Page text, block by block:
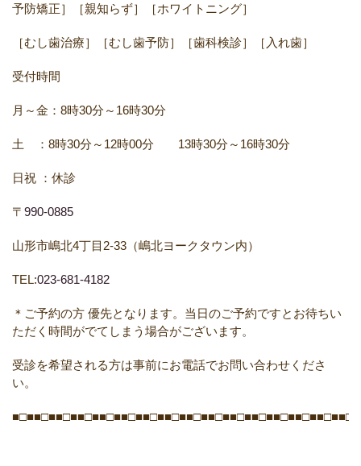
予防矯正］［親知らず］［ホワイトニング］
［むし歯治療］［むし歯予防］［歯科検診］［入れ歯］
受付時間
月～金： 8時30分～ 16時30分
土 ： 8時30分～ 12時00分 13時30分～ 16時30分
日祝 ：休診
〒 990-0885
山形市嶋北4丁目 2-33 （嶋北ヨークタウン内）
TEL:023-681-4182
＊ご予約の方 優先となります。当日のご予約ですとお待ちい
ただく時間がでてしまう場合がございます。
受診を希望される方は事前にお電話でお問い合わせくださ
い。